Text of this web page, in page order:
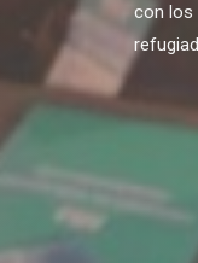
con los